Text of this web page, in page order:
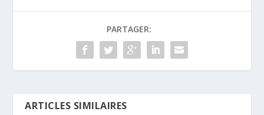
PARTAGER:
ARTICLES SIMILAIRES